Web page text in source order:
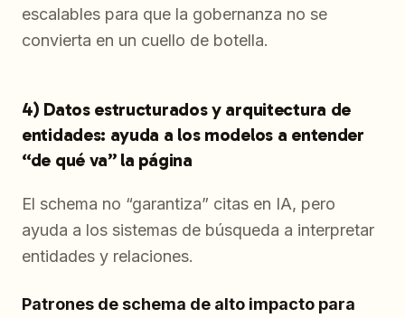
escalables para que la gobernanza no se
convierta en un cuello de botella.
4) Datos estructurados y arquitectura de
entidades: ayuda a los modelos a entender
“de qué va” la página
El schema no “garantiza” citas en IA, pero
ayuda a los sistemas de búsqueda a interpretar
entidades y relaciones.
Patrones de schema de alto impacto para